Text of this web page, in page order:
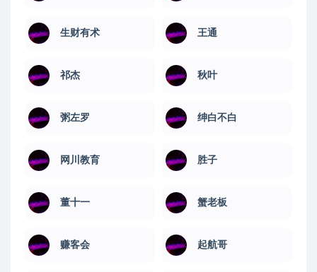
生财有术 王通
祁杰 秋叶
粥左罗 绅白不白
网川教育 ​胜子
董十一 蟹老板
赚客会 起航哥